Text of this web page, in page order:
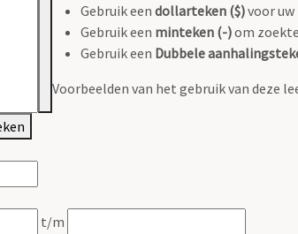
Gebruik een dollarteken ($)voor
Gebruik een minteken (-)om
Gebruik een Dubbele
Voorbeelden van het gebruik van deze
t/m